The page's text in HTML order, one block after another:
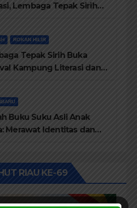
Lembaga Tepak Sirih
ROKAN HILIR
Tepak Sirih Buka
Kampung Literasi dan
Buku Suku Asli Anak
Merawat Identitas dan
RIAU KE-69